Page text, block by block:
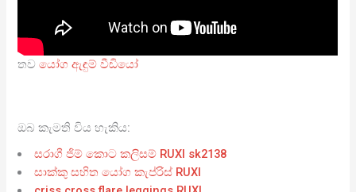
තවයෝග ඇඳුම් වීඩියෝ
ඔබ කැමති විය හැකිය:
සරාගී ජිම් කොට කලිසම් RUXI sk2138
සාක්කු සහිත යෝග කැප්රිස් RUXI